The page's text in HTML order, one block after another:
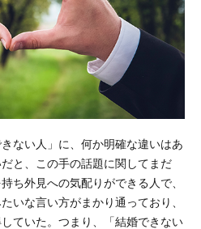
ない人」に、何か明確な違いはあ
と、この手の話題に関してまだ
ち外見への気配りができる人で、
いな言い方がまかり通っており、
ていた。つまり、「結婚できない